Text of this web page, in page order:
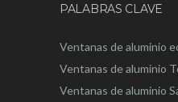
PALABRAS CLAVE
Ventanas de aluminio
Ventanas de aluminio
Ventanas de aluminio